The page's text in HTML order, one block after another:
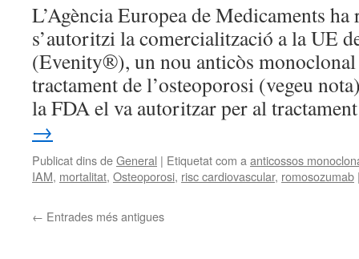
L’Agència Europea de Medicaments ha
s’autoritzi la comercialització a la UE
(Evenity®), un nou anticòs monoclonal
tractament de l’osteoporosi (vegeu
la FDA el va autoritzar per al
→
Publicat dins deGeneral | Etiquetat com a anticossos
IAM, mortalitat, Osteoporosi, risc cardiovascular, romosozumab
← Entrades més antigues